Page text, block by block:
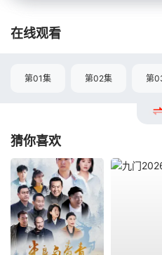
在线观看
第01集 第02集 第
猜你喜欢